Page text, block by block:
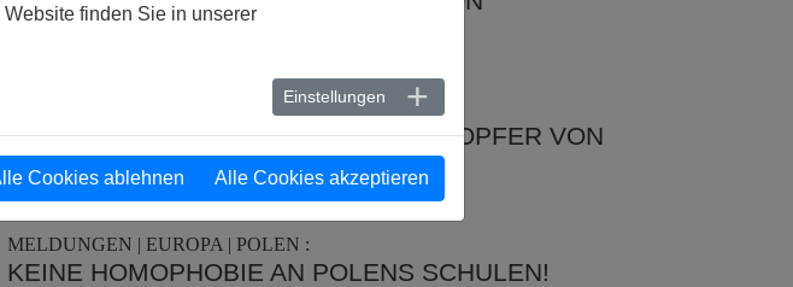
HASSVERBRECHEN IM STICH
POLEN BENACHTEILIGT HUNDERTE OPFER VON
HASSVERBRECHEN
MELDUNGEN | EUROPA | POLEN :
KEINE HOMOPHOBIE AN POLENS SCHULEN!
finden Sie in unserer
Einstellungen
Cookies ablehnen Alle Cookies akzeptieren